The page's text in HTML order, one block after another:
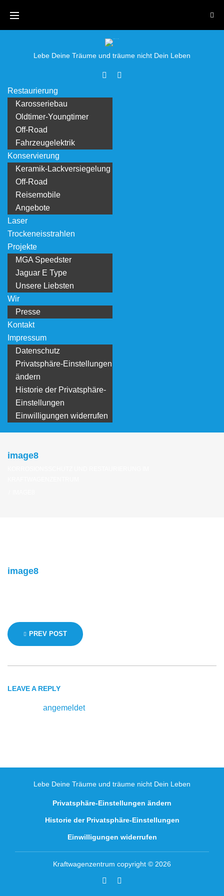
content
Lebe Deine Träume und träume nicht Dein Leben
Restaurierung
Karosseriebau
Oldtimer-Youngtimer
Off-Road
Fahrzeugelektrik
Konservierung
Keramik-Lackversiegelung
Off-Road
Reisemobile
Angebote
Laser
Trockeneisstrahlen
Projekte
MGA Speedster
Jaguar E Type
Unsere Liebsten
Wir
Presse
Kontakt
Impressum
Datenschutz
Privatsphäre-Einstellungen
ändern
Historie der Privatsphäre-
Einstellungen
Einwilligungen widerrufen
image8
image8
Beitragsnavigation
PREV POST
LEAVE A REPLY
angemeldetsein, um einen Kommentar
Lebe Deine Träume und träume nicht Dein Leben
Privatsphäre-Einstellungen ändern
Historie der Privatsphäre-Einstellungen
Einwilligungen widerrufen
Kraftwagenzentrum copyright © 2026